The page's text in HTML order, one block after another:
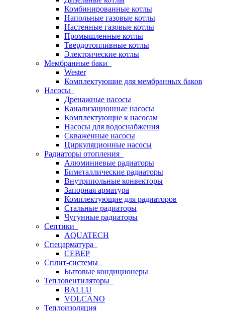
Комбинированные котлы
Напольные газовые котлы
Настенные газовые котлы
Промышленные котлы
Твердотопливные котлы
Электрические котлы
Мембранные баки
Wester
Комплектуюшие для мембранных баков
Насосы
Дренажные насосы
Канализационные насосы
Комплектующие к насосам
Насосы для водоснабжения
Скваженные насосы
Циркуляционные насосы
Радиаторы отопления
Алюминиевые радиаторы
Биметаллические радиаторы
Внутрипольные конвекторы
Запорная арматура
Комплектующие для радиаторов
Стальные радиаторы
Чугунные радиаторы
Септики
AQUATECH
Спецарматура
СЕВЕР
Сплит-системы
Бытовые кондиционеры
Тепловентиляторы
BALLU
VOLCANO
Теплоизоляция